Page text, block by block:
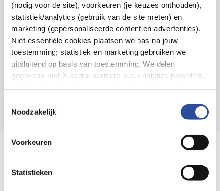
(nodig voor de site), voorkeuren (je keuzes onthouden),
statistiek/analytics (gebruik van de site meten) en
marketing (gepersonaliseerde content en advertenties).
Niet-essentiële cookies plaatsen we pas na jouw
toestemming; statistiek en marketing gebruiken we
uitsluitend op basis van toestemming. We delen
gegevens met X aantal partners o.a. analytics providers,
en de bewaartermijnen per categorie. Je kunt je keuze op
gegevensverwerking staat in de
Privacyverklaring
Noodzakelijk
Voorkeuren
Statistieken
Over DA
Klantenservice
Assortiment
VolgDAop:
Online aanbieder medicijnen
webshop mag verkopen.